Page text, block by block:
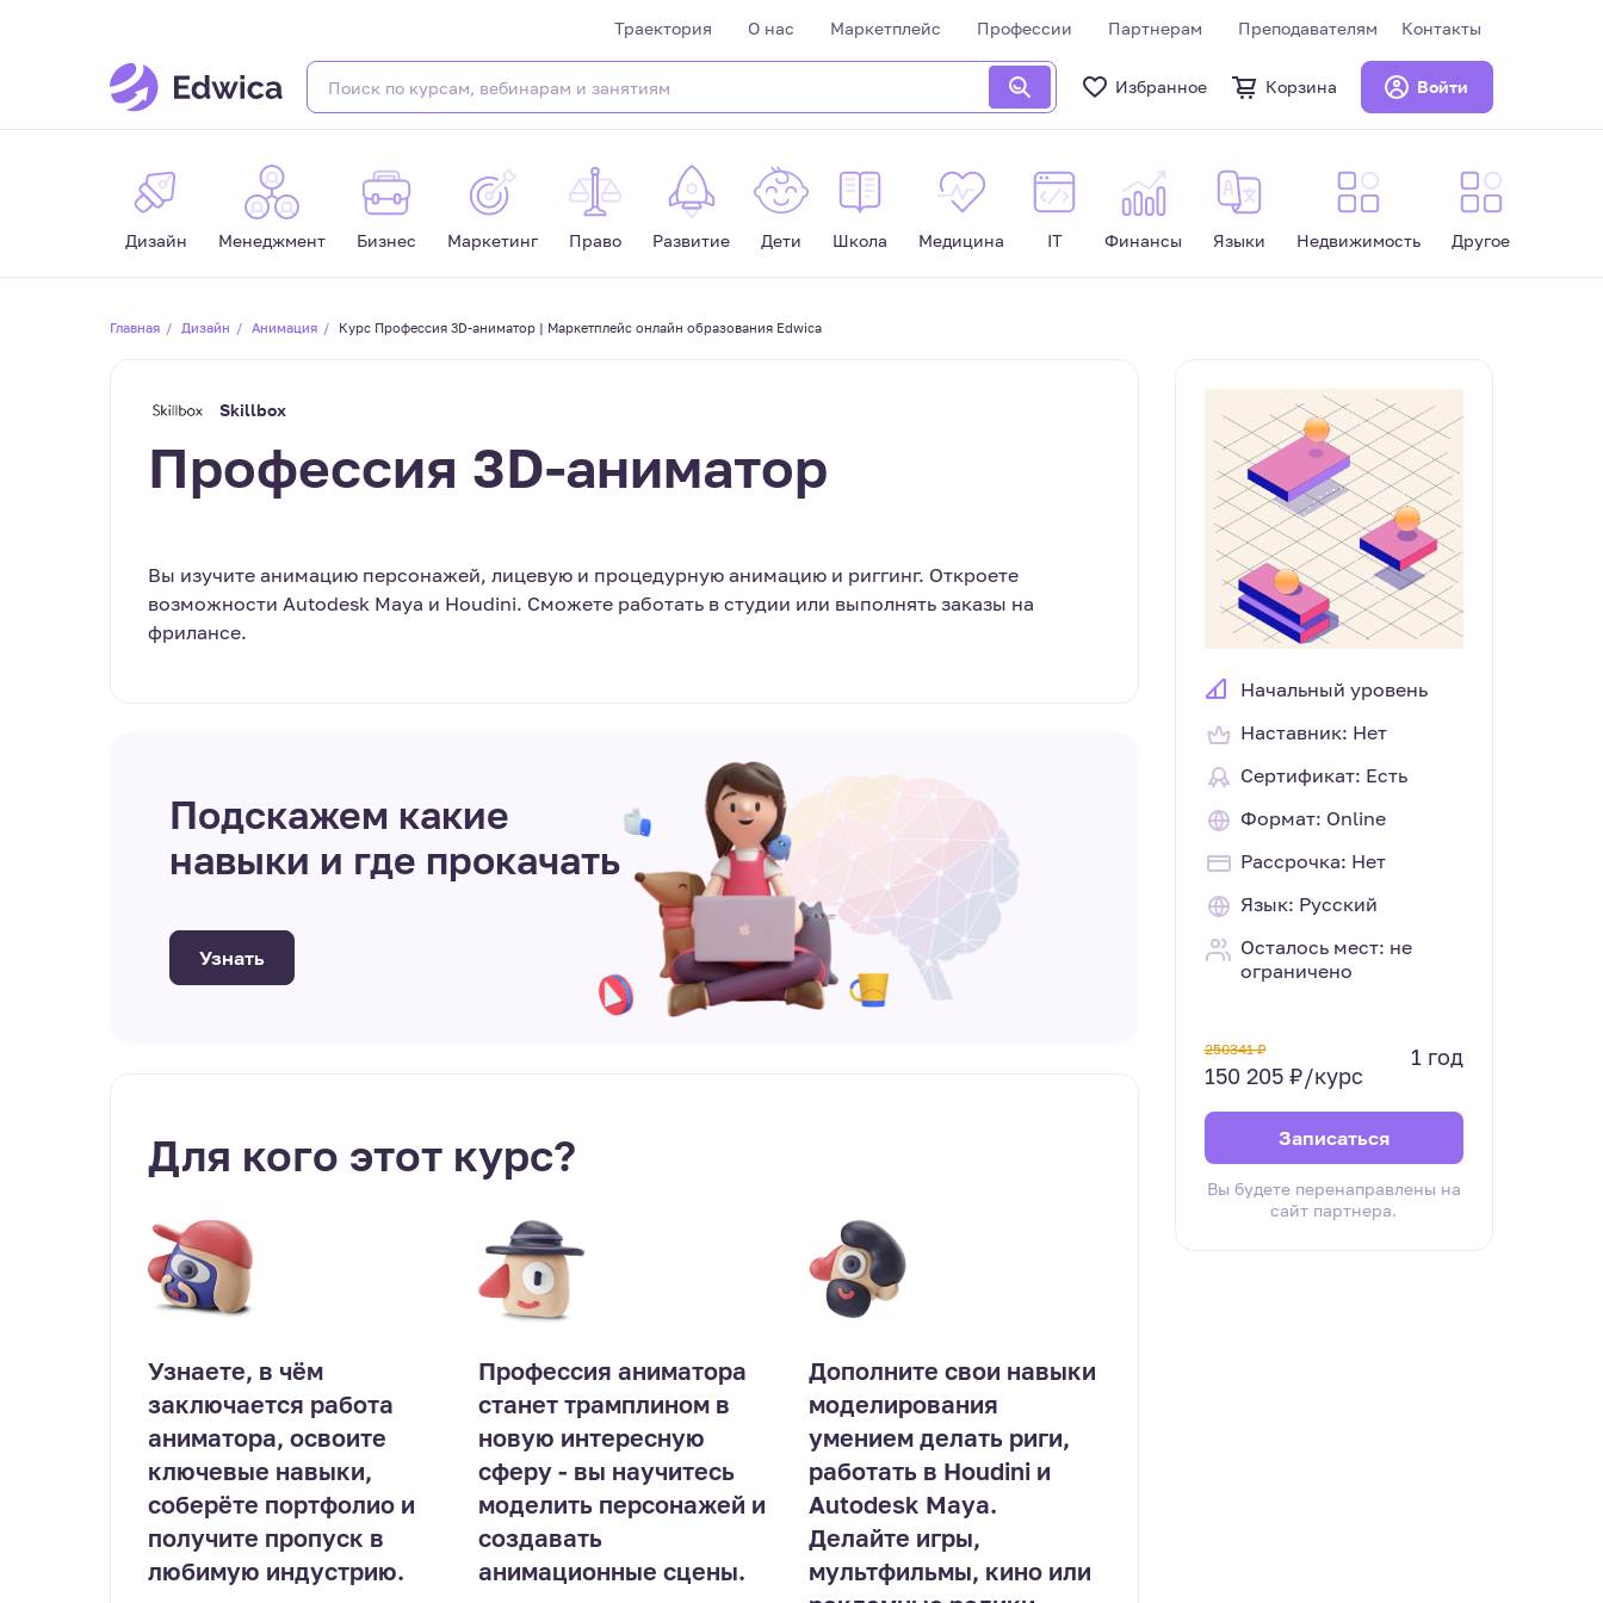
Траектория О нас Маркетплейс Профессии Партнерам Преподавателям Контакты
Избранное Корзина Войти
Дизайн Менеджмент Бизнес Маркетинг Право Развитие Дети Школа Медицина IT Финансы Языки Недвижимость Другое
Главная Дизайн Анимация Курс Профессия 3D-аниматор | Маркетплейс онлайн образования Edwica
Начальный уровень
Наставник: Нет
Сертификат: Есть
Формат: Online
Рассрочка: Нет
Язык: Русский
Осталось мест: не
ограничено
250341 ₽
150 205 ₽/курс
1 год
Записаться
Вы будете перенаправлены на
сайт партнера.
Skillbox
Профессия 3D-аниматор
Вы изучите анимацию персонажей, лицевую и процедурную анимацию и риггинг. Откроете
возможности Autodesk Maya и Houdini. Сможете работать в студии или выполнять заказы на
фрилансе.
Подскажем какие
навыки и где прокачать
Узнать
Для кого этот курс?
Узнаете, в чём
заключается работа
аниматора, освоите
ключевые навыки,
соберёте портфолио и
получите пропуск в
любимую индустрию.
Профессия аниматора
станет трамплином в
новую интересную
сферу - вы научитесь
моделить персонажей и
создавать
анимационные сцены.
Дополните свои навыки
моделирования
умением делать риги,
работать в Houdini и
Autodesk Maya.
Делайте игры,
мультфильмы, кино или